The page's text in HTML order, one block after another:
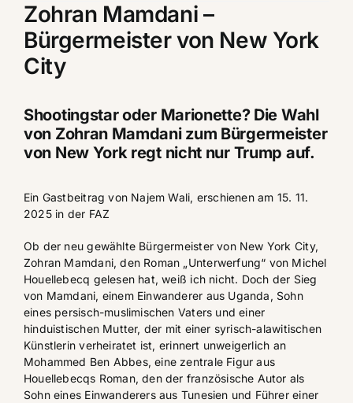
Zohran Mamdani –
Bürgermeister von New York
City
Shootingstar oder Marionette? Die Wahl
von Zohran Mamdani zum Bürgermeister
von New York regt nicht nur Trump auf.
Ein Gastbeitrag von Najem Wali, erschienen am 15. 11.
2025 in der FAZ
Ob der neu gewählte Bürgermeister von New York City,
Zohran Mamdani, den Roman „Unterwerfung“ von Michel
Houellebecq gelesen hat, weiß ich nicht. Doch der Sieg
von Mamdani, einem Einwanderer aus Uganda, Sohn
eines persisch-muslimischen Vaters und einer
hinduistischen Mutter, der mit einer syrisch-alawitischen
Künstlerin verheiratet ist, erinnert unweigerlich an
Mohammed Ben Abbes, eine zentrale Figur aus
Houellebecqs Roman, den der französische Autor als
Sohn eines Einwanderers aus Tunesien und Führer einer